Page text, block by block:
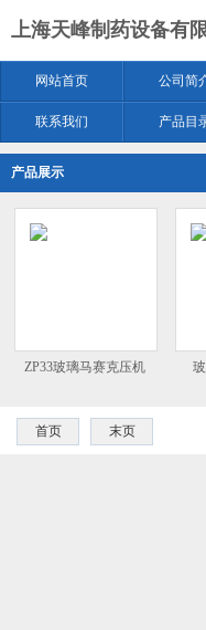
上海天峰制药设备有
网站首页 公司简
联系我们 产品目
产品展示
ZP33玻璃马赛克压机
首页 末页